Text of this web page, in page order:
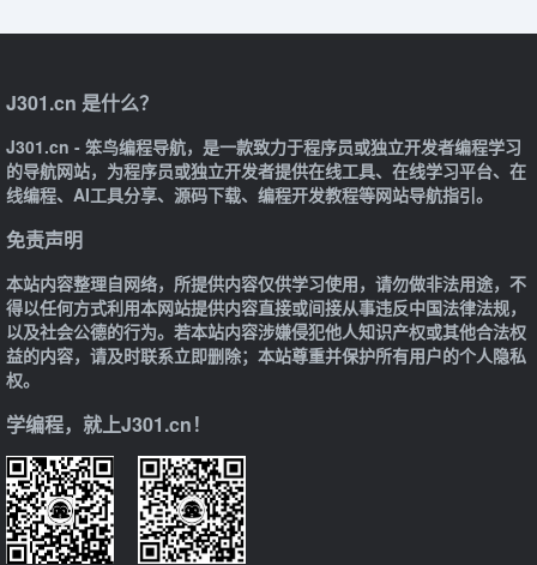
J301.cn 是什么？
J301.cn - 笨鸟编程导航，是一款致力于程序员或独立开发者编程学习
的导航网站，为程序员或独立开发者提供在线工具、在线学习平台、在
线编程、AI工具分享、源码下载、编程开发教程等网站导航指引。
免责声明
本站内容整理自网络，所提供内容仅供学习使用，请勿做非法用途，不
得以任何方式利用本网站提供内容直接或间接从事违反中国法律法规，
以及社会公德的行为。若本站内容涉嫌侵犯他人知识产权或其他合法权
益的内容，请及时联系立即删除；本站尊重并保护所有用户的个人隐私
权。
学编程，就上J301.cn！